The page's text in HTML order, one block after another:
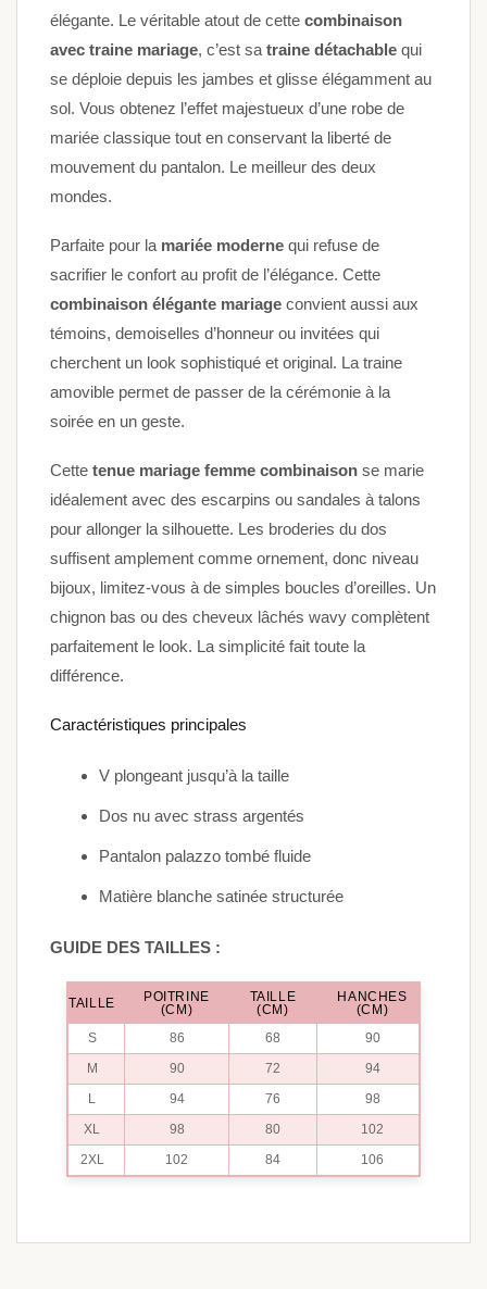
élégante. Le véritable atout de cette combinaison
avec traine mariage, c’est sa traine détachable qui
se déploie depuis les jambes et glisse élégamment au
sol. Vous obtenez l’effet majestueux d’une robe de
mariée classique tout en conservant la liberté de
mouvement du pantalon. Le meilleur des deux
mondes.
Parfaite pour la mariée moderne qui refuse de
sacrifier le confort au profit de l’élégance. Cette
combinaison élégante mariage convient aussi aux
témoins, demoiselles d’honneur ou invitées qui
cherchent un look sophistiqué et original. La traine
amovible permet de passer de la cérémonie à la
soirée en un geste.
Cette tenue mariage femme combinaison se marie
idéalement avec des escarpins ou sandales à talons
pour allonger la silhouette. Les broderies du dos
suffisent amplement comme ornement, donc niveau
bijoux, limitez-vous à de simples boucles d’oreilles. Un
chignon bas ou des cheveux lâchés wavy complètent
parfaitement le look. La simplicité fait toute la
différence.
Caractéristiques principales
V plongeant jusqu’à la taille
Dos nu avec strass argentés
Pantalon palazzo tombé fluide
Matière blanche satinée structurée
GUIDE DES TAILLES :
TAILLE
POITRINE
(CM)
TAILLE
(CM)
HANCHES
(CM)
S
86 68
90
M
90 72
94
L
94 76
98
XL
98 80
102
2XL
102 84 106